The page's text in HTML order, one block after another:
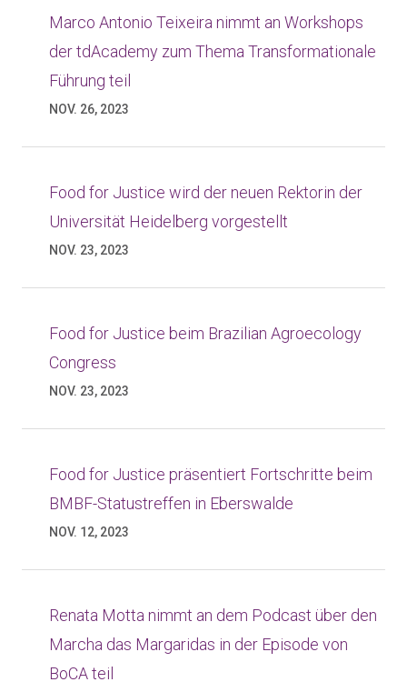
Marco Antonio Teixeira nimmt an Workshops
der tdAcademy zum Thema Transformationale
Führung teil
NOV. 26, 2023
Food for Justice wird der neuen Rektorin der
Universität Heidelberg vorgestellt
NOV. 23, 2023
Food for Justice beim Brazilian Agroecology
Congress
NOV. 23, 2023
Food for Justice präsentiert Fortschritte beim
BMBF-Statustreffen in Eberswalde
NOV. 12, 2023
Renata Motta nimmt an dem Podcast über den
Marcha das Margaridas in der Episode von
BoCA teil